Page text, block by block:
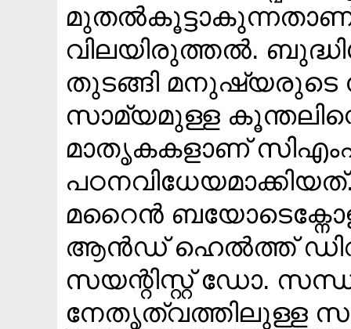
വിലയിരുത്തൽ.
തുടങ്ങി മനുഷ്യരുടെ
സാമ്യമുള്ള
മാതൃകകളാണ്
മറൈൻ
ആൻഡ് ഹെൽത്ത്
സയന്റിസ്റ്റ് ഡോ.
നേതൃത്വത്തിലുള്ള